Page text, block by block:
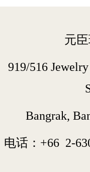
元
919/516
Bangrak,
电话：+66 2-